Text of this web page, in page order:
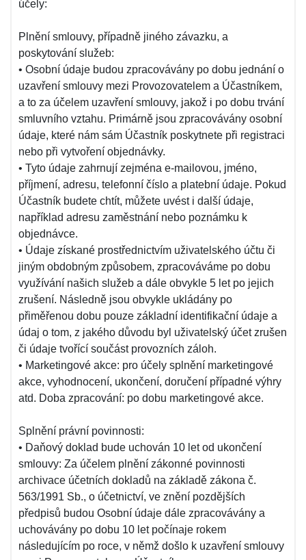
účely:
Plnění smlouvy, případně jiného závazku, a
poskytování služeb:
• Osobní údaje budou zpracovávány po dobu jednání o
uzavření smlouvy mezi Provozovatelem a Účastníkem,
a to za účelem uzavření smlouvy, jakož i po dobu trvání
smluvního vztahu. Primárně jsou zpracovávány osobní
údaje, které nám sám Účastník poskytnete při registraci
nebo při vytvoření objednávky.
• Tyto údaje zahrnují zejména e-mailovou, jméno,
příjmení, adresu, telefonní číslo a platební údaje. Pokud
Účastník budete chtít, můžete uvést i další údaje,
například adresu zaměstnání nebo poznámku k
objednávce.
• Údaje získané prostřednictvím uživatelského účtu či
jiným obdobným způsobem, zpracováváme po dobu
využívání našich služeb a dále obvykle 5 let po jejich
zrušení. Následně jsou obvykle ukládány po
přiměřenou dobu pouze základní identifikační údaje a
údaj o tom, z jakého důvodu byl uživatelský účet zrušen
či údaje tvořící součást provozních záloh.
• Marketingové akce: pro účely splnění marketingové
akce, vyhodnocení, ukončení, doručení případné výhry
atd. Doba zpracování: po dobu marketingové akce.
Splnění právní povinnosti:
• Daňový doklad bude uchován 10 let od ukončení
smlouvy: Za účelem plnění zákonné povinnosti
archivace účetních dokladů na základě zákona č.
563/1991 Sb., o účetnictví, ve znění pozdějších
předpisů budou Osobní údaje dále zpracovávány a
uchovávány po dobu 10 let počínaje rokem
následujícím po roce, v němž došlo k uzavření smlouvy